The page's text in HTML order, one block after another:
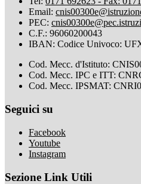
Email:
PEC:
C.F.: 96060200043
IBAN: Codice Univoco:
Cod. Mecc. d'Istituto:
Cod. Mecc. IPC e ITT:
Cod. Mecc. IPSMAT:
Seguici su
Facebook
Youtube
Instagram
Sezione Link Utili